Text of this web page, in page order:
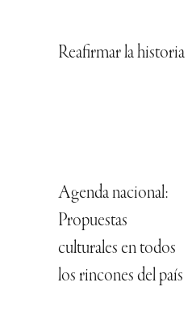
Reafirmar la historia
Agenda nacional:
Propuestas
culturales en todos
los rincones del país